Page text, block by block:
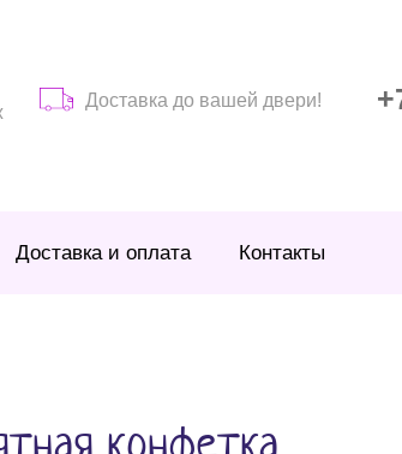
Доставка до вашей двери!
Доставка и оплата Контакты